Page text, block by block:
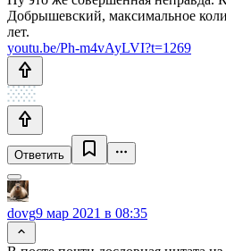
Добрышевский, максимальное
лет.
youtu.be/Ph-m4vAyLVI?t=1269
Ответить
dovg9 мар 2021 в 08:35